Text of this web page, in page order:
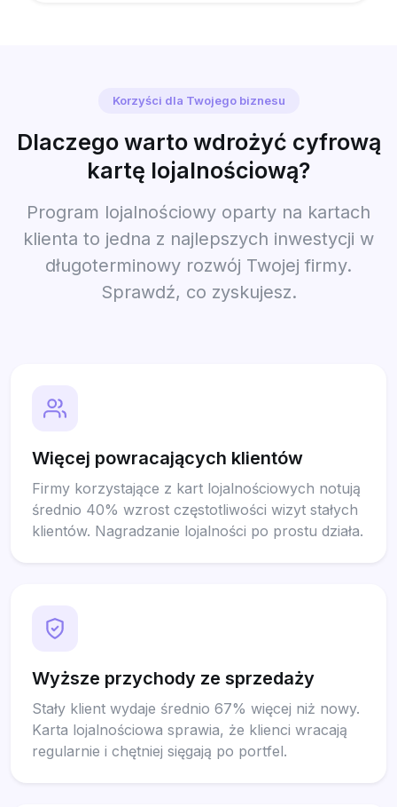
Korzyści dla Twojego biznesu
Dlaczego warto wdrożyć cyfrową
kartę lojalnościową?
Program lojalnościowy oparty na kartach
klienta to jedna z najlepszych inwestycji w
długoterminowy rozwój Twojej firmy.
Sprawdź, co zyskujesz.
Więcej powracających klientów
Firmy korzystające z kart lojalnościowych notują
średnio 40% wzrost częstotliwości wizyt stałych
klientów. Nagradzanie lojalności po prostu działa.
Wyższe przychody ze sprzedaży
Stały klient wydaje średnio 67% więcej niż nowy.
Karta lojalnościowa sprawia, że klienci wracają
regularnie i chętniej sięgają po portfel.